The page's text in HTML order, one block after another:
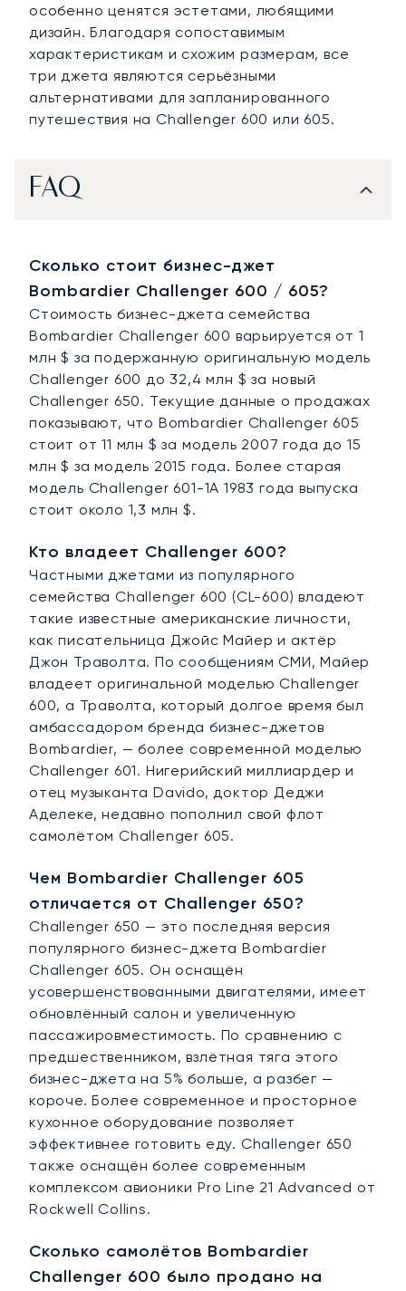
особенно ценятся эстетами, любящими
дизайн. Благодаря сопоставимым
характеристикам и схожим размерам, все
три джета являются серьёзными
альтернативами для запланированного
путешествия на Challenger 600 или 605.
FAQ
Сколько стоит бизнес-джет
Bombardier Challenger 600 / 605?
Стоимость бизнес-джета семейства
Bombardier Challenger 600 варьируется от 1
млн $ за подержанную оригинальную модель
Challenger 600 до 32,4 млн $ за новый
Challenger 650. Текущие данные о продажах
показывают, что Bombardier Challenger 605
стоит от 11 млн $ за модель 2007 года до 15
млн $ за модель 2015 года. Более старая
модель Challenger 601-1A 1983 года выпуска
стоит около 1,3 млн $.
Кто владеет Challenger 600?
Частными джетами из популярного
семейства Challenger 600 (CL-600) владеют
такие известные американские личности,
как писательница Джойс Майер и актёр
Джон Траволта. По сообщениям СМИ, Майер
владеет оригинальной моделью Challenger
600, а Траволта, который долгое время был
амбассадором бренда бизнес-джетов
Bombardier, — более современной моделью
Challenger 601. Нигерийский миллиардер и
отец музыканта Davido, доктор Деджи
Аделеке, недавно пополнил свой флот
самолётом Challenger 605.
Чем Bombardier Challenger 605
отличается от Challenger 650?
Challenger 650 — это последняя версия
популярного бизнес-джета Bombardier
Challenger 605. Он оснащён
усовершенствованными двигателями, имеет
обновлённый салон и увеличенную
пассажировместимость. По сравнению с
предшественником, взлётная тяга этого
бизнес-джета на 5% больше, а разбег —
короче. Более современное и просторное
кухонное оборудование позволяет
эффективнее готовить еду. Challenger 650
также оснащён более современным
комплексом авионики Pro Line 21 Advanced от
Rockwell Collins.
Сколько самолётов Bombardier
Challenger 600 было продано на